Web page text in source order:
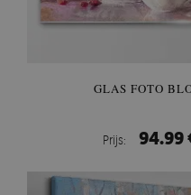
GLAS FOTO
Prijs: 94.99